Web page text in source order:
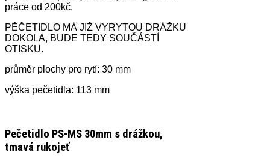
práce od 200kč.
PĚČETIDLO MÁ JIŽ VYRYTOU DRÁŽKU
DOKOLA, BUDE TEDY SOUČÁSTÍ
OTISKU.
průměr plochy pro rytí: 30 mm
výška pečetidla: 113 mm
Pečetidlo PS-MS 30mm s drážkou,
tmavá rukojeť